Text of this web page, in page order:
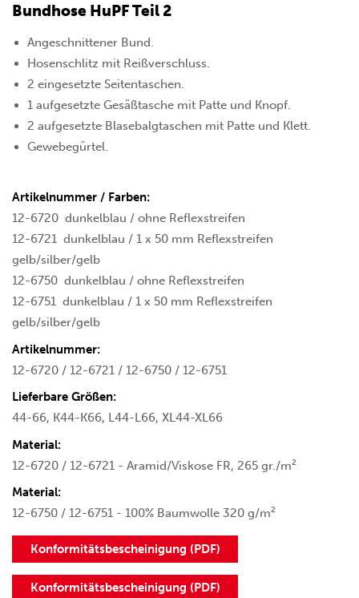
Bundhose HuPF Teil 2
Angeschnittener Bund.
Hosenschlitz mit Reißverschluss.
2 eingesetzte Seitentaschen.
1 aufgesetzte Gesäßtasche mit Patte und Knopf.
2 aufgesetzte Blasebalgtaschen mit Patte und Klett.
Gewebegürtel.
Artikelnummer / Farben:
12-6720 dunkelblau / ohne Reflexstreifen
12-6721 dunkelblau / 1 x 50 mm Reflexstreifen
gelb/silber/gelb
12-6750 dunkelblau / ohne Reflexstreifen
12-6751 dunkelblau / 1 x 50 mm Reflexstreifen
gelb/silber/gelb
Artikelnummer:
12-6720 / 12-6721 / 12-6750 / 12-6751
Lieferbare Größen:
44-66, K44-K66, L44-L66, XL44-XL66
Material:
12-6720 / 12-6721 - Aramid/Viskose FR, 265 gr./m²
Material:
12-6750 / 12-6751 - 100% Baumwolle 320 g/m²
Konformitätsbescheinigung (PDF)
Konformitätsbescheinigung (PDF)